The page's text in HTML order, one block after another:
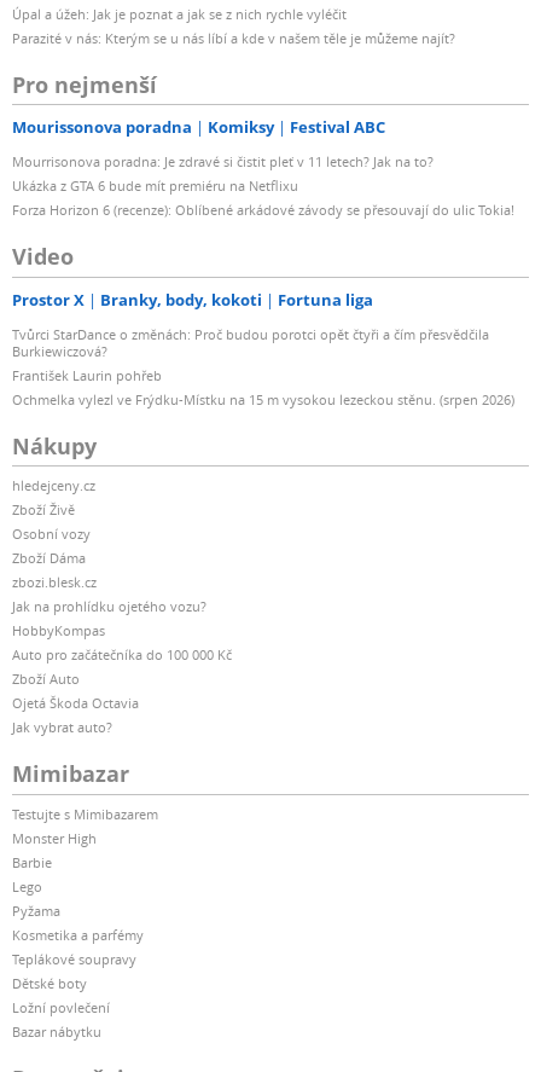
Úpal a úžeh: Jak je poznat a jak se z nich rychle vyléčit
Parazité v nás: Kterým se u nás líbí a kde v našem těle je můžeme najít?
Pro nejmenší
Mourissonova poradna Komiksy Festival ABC
Mourrisonova poradna: Je zdravé si čistit pleť v 11 letech? Jak na to?
Ukázka z GTA 6 bude mít premiéru na Netflixu
Forza Horizon 6 (recenze): Oblíbené arkádové závody se přesouvají do ulic Tokia!
Video
Prostor X Branky, body, kokoti Fortuna liga
Tvůrci StarDance o změnách: Proč budou porotci opět čtyři a čím přesvědčila
Burkiewiczová?
František Laurin pohřeb
Ochmelka vylezl ve Frýdku-Místku na 15 m vysokou lezeckou stěnu. (srpen 2026)
Nákupy
hledejceny.cz
Zboží Živě
Osobní vozy
Zboží Dáma
zbozi.blesk.cz
Jak na prohlídku ojetého vozu?
HobbyKompas
Auto pro začátečníka do 100 000 Kč
Zboží Auto
Ojetá Škoda Octavia
Jak vybrat auto?
Mimibazar
Testujte s Mimibazarem
Monster High
Barbie
Lego
Pyžama
Kosmetika a parfémy
Teplákové soupravy
Dětské boty
Ložní povlečení
Bazar nábytku